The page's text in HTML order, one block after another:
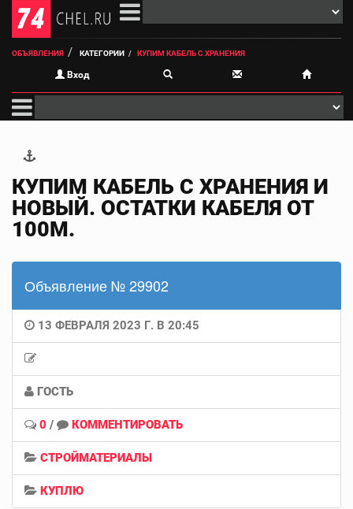
ОБЪЯВЛЕНИЯ КАТЕГОРИИ КУПИМ КАБЕЛЬ С ХРАНЕНИЯ
Вход
КУПИМ КАБЕЛЬ С ХРАНЕНИЯ И
НОВЫЙ. ОСТАТКИ КАБЕЛЯ ОТ
100М.
Объявление № 29902
13 ФЕВРАЛЯ 2023 Г. В 20:45
ГОСТЬ
0 / КОММЕНТИРОВАТЬ
СТРОЙМАТЕРИАЛЫ
КУПЛЮ